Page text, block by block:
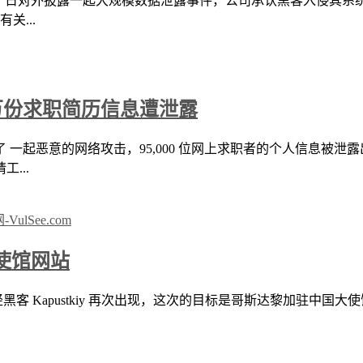
关...
求职简历信息遭泄露
起恶意的网络攻击，95,000 位网上求职者的个人信息被泄
工...
馆网站
客 Kapustkiy 再次出现，这次的目标是哥斯达黎加驻中国大